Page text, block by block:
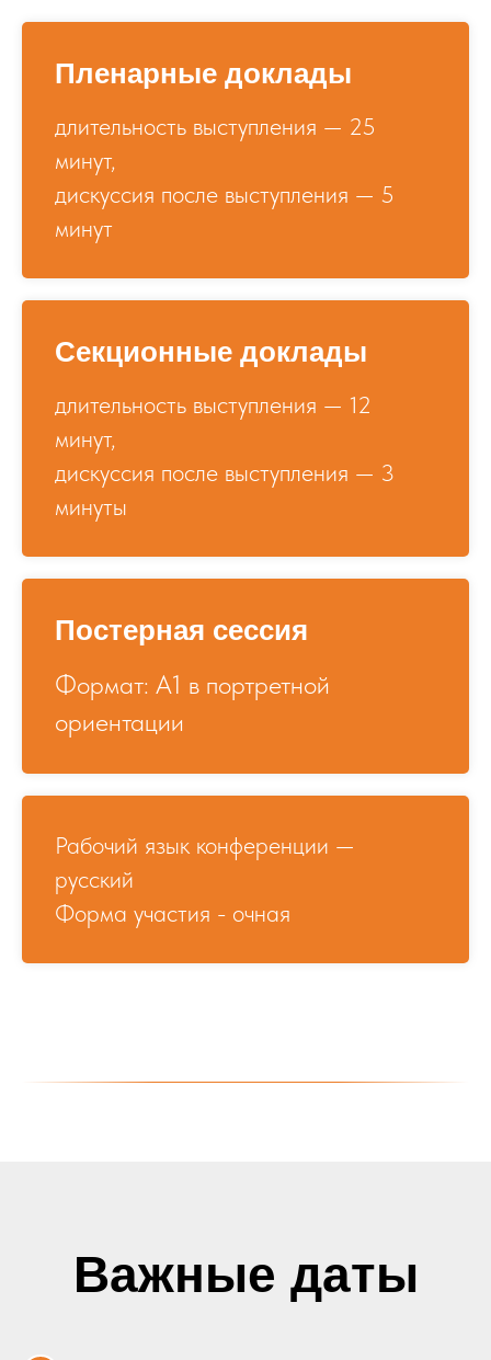
Пленарные доклады
длительность выступления — 25
минут,
дискуссия после выступления — 5
минут
Секционные доклады
длительность выступления — 12
минут,
дискуссия после выступления — 3
минуты
Постерная сессия
Формат: А1 в портретной
ориентации
Рабочий язык конференции —
русский
Форма участия - очная
Важные даты